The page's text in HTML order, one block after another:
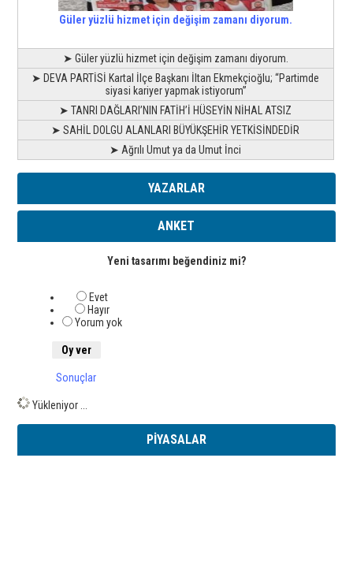
Güler yüzlü hizmet için değişim zamanı diyorum.
➤ Güler yüzlü hizmet için değişim zamanı diyorum.
➤ DEVA PARTİSİ Kartal İlçe Başkanı İltan Ekmekçioğlu; “Partimde
siyasi kariyer yapmak istiyorum”
➤ TANRI DAĞLARI’NIN FATİH’İ HÜSEYİN NİHAL ATSIZ
➤ SAHİL DOLGU ALANLARI BÜYÜKŞEHİR YETKİSİNDEDİR
➤ Ağrılı Umut ya da Umut İnci
YAZARLAR
ANKET
Yeni tasarımı beğendiniz mi?
Evet
Hayır
Yorum yok
Sonuçlar
Yükleniyor ...
PİYASALAR